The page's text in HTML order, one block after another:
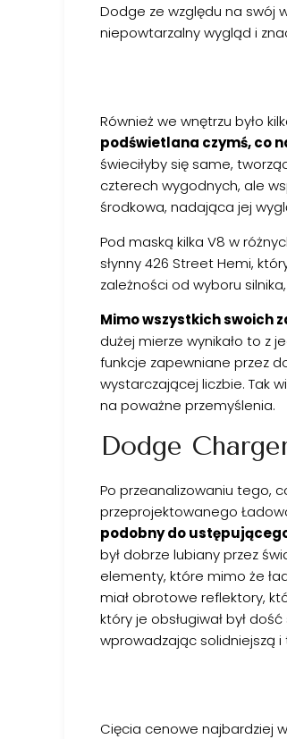
Dodge ze względu na swój
niepowtarzalny wygląd i
Również we wnętrzu było
podświetlana czymś, co
świeciłyby się same,
czterech wygodnych, ale
środkowa, nadająca jej
Pod maską kilka V8 w
słynny 426 Street Hemi,
zależności od wyboru
Mimo wszystkich swoich
dużej mierze wynikało to z
funkcje zapewniane przez
wystarczającej liczbie. Tak
na poważne przemyślenia.
Dodge
Po przeanalizowaniu tego,
przeprojektowanego
podobny do
był dobrze lubiany przez
elementy, które mimo że
miał obrotowe reflektory,
który je obsługiwał był
wprowadzając solidniejszą
Cięcia cenowe najbardziej